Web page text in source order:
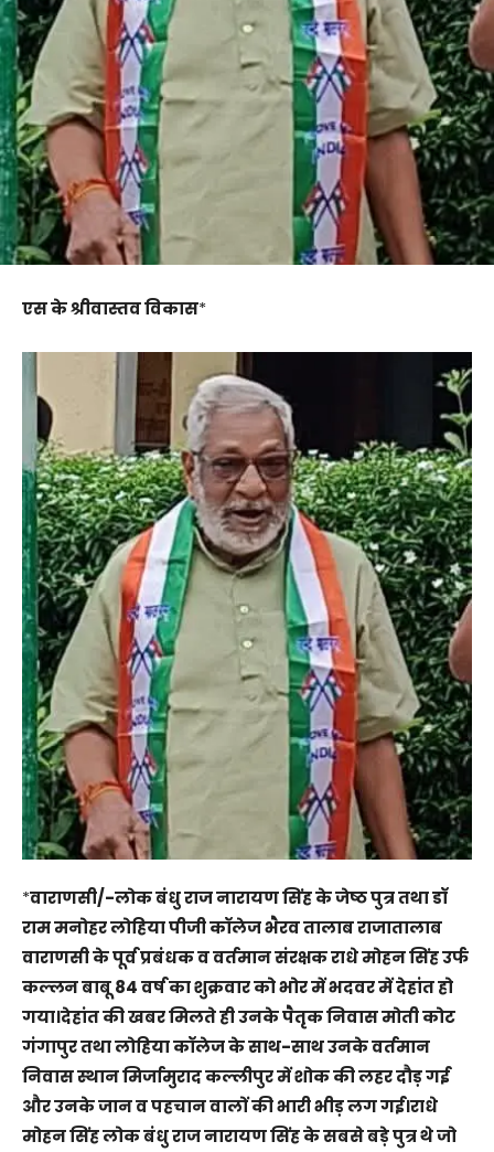
एस के श्रीवास्तव विकास*
*वाराणसी/-लोक बंधु राज नारायण सिंह के जेष्ठ पुत्र तथा डॉ
राम मनोहर लोहिया पीजी कॉलेज भैरव तालाब राजातालाब
वाराणसी के पूर्व प्रबंधक व वर्तमान संरक्षक राधे मोहन सिंह उर्फ
कल्लन बाबू 84 वर्ष का शुक्रवार को भोर में भदवर में देहांत हो
गया।देहांत की खबर मिलते ही उनके पैतृक निवास मोती कोट
गंगापुर तथा लोहिया कॉलेज के साथ-साथ उनके वर्तमान
निवास स्थान मिर्जामुराद कल्लीपुर में शोक की लहर दौड़ गई
और उनके जान व पहचान वालों की भारी भीड़ लग गई।राधे
मोहन सिंह लोक बंधु राज नारायण सिंह के सबसे बड़े पुत्र थे जो